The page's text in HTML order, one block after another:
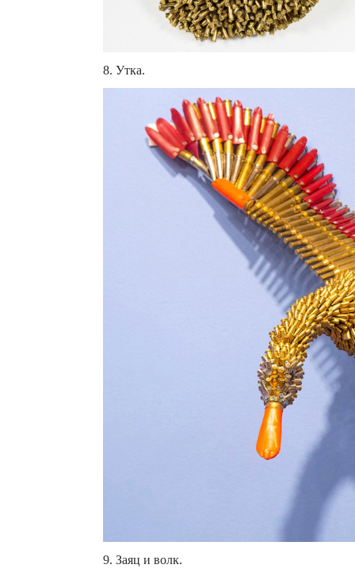
8. Утка.
9. Заяц и волк.